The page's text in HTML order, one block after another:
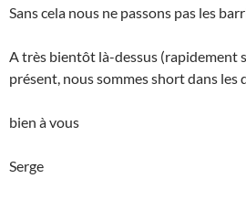
Sans cela nous ne passons pas les
A très bientôt là-dessus (rapidement
présent, nous sommes short dans les
bien à vous
Serge